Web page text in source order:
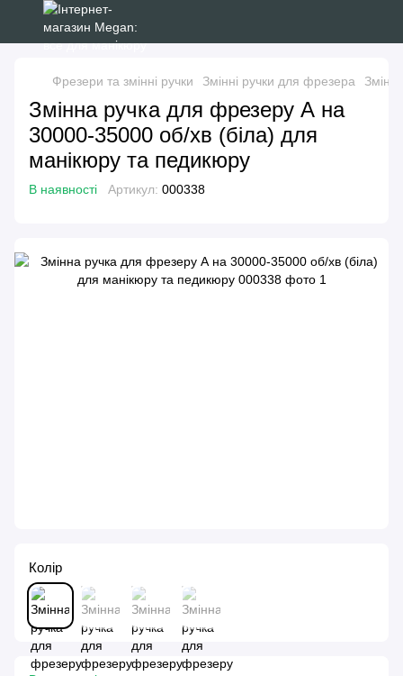
Фрезери та змінні ручки Змінні ручки для фрезера
Змінна ручка для фрезеру А на
30000-35000 об/хв (біла) для
манікюру та педикюру
В наявності Артикул: 000338
Колір